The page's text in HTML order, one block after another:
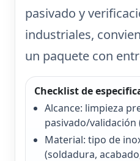
pasivado y
industriales,
un paquete con
Checklist de
Alcance: limpieza
pasivado/validación
Material: tipo de
(soldadura,